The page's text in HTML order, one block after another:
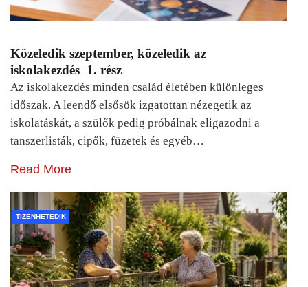
Közeledik szeptember, közeledik az
iskolakezdés 1. rész
Az iskolakezdés minden család életében különleges
időszak. A leendő elsősök izgatottan nézegetik az
iskolatáskát, a szülők pedig próbálnak eligazodni a
tanszerlisták, cipők, füzetek és egyéb…
Read More
TIZENHETEDIK